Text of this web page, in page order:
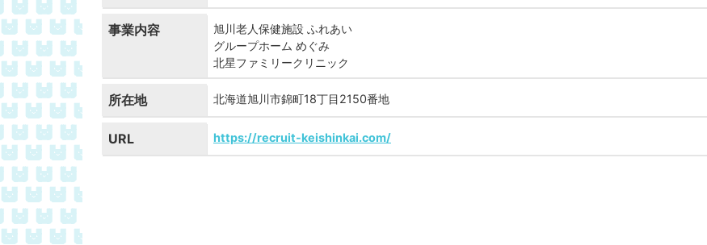
事業内容
旭川老人保健施設 ふれあい
グループホーム めぐみ
北星ファミリークリニック
所在地 北海道旭川市錦町18丁目2150番地
URL https://recruit-keishinkai.com/